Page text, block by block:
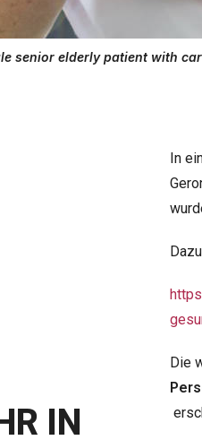
senior elderly patient with
IN
In
Die